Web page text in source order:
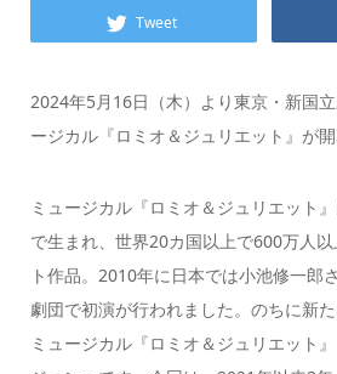
Tweet
2024年5月16日（木）より東京・新国
ージカル『ロミオ＆ジュリエット』が開
ミュージカル『ロミオ＆ジュリエット
で生まれ、世界20カ国以上で600万人
ト作品。2010年に日本では小池修一郎
劇団で初演が行われました。のちに新
ミュージカル『ロミオ＆ジュリエット